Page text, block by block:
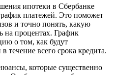
ипотеки в Сбербанке
платежей. Это поможет
и точно понять, какую
на процентах. График
о том, как будут
течение всего срока кредита.
которые существенно